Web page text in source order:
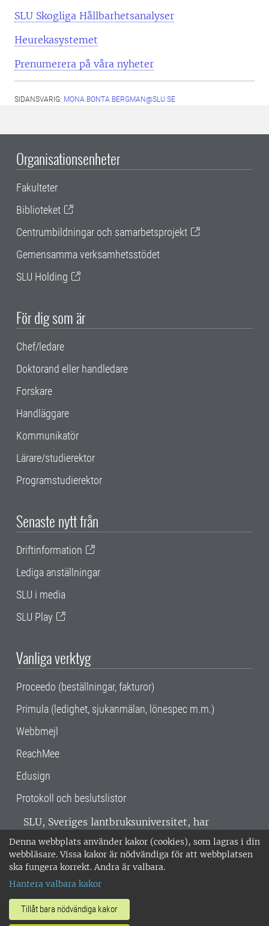
Denna webbplats använder kakor (cookies), som lagras i din
webbläsare. Vissa kakor är nödvändiga för att webbplatsen
ska fungera korrekt. Andra är valbara.
Hantera valbara kakor
Tillåt bara nödvändiga kakor
SLU Skogliga Hållbarhetsanalyser
Heurekasystemet
Prenumerera på våra nyheter
SIDANSVARIG: MONA.BONTA.BERGMAN@SLU.SE
Organisationsenheter
Fakulteter
Biblioteket
Centrumbildningar och samarbetsprojekt
Gemensamma verksamhetsstödet
SLU Holding
För dig som är
Chef/ledare
Doktorand eller handledare
Forskare
Handläggare
Kommunikatör
Lärare/studierektor
Programstudierektor
Senaste nytt från
Driftinformation
Lediga anställningar
SLU i media
SLU Play
Vanliga verktyg
Proceedo (beställningar, fakturor)
Primula (ledighet, sjukanmälan, lönespec m.m.)
Webbmejl
ReachMee
Edusign
Protokoll och beslutslistor
SLU, Sveriges lantbruksuniversitet, har
verksamhet över hela Sverige. Huvudorter är
Alnarp, Uppsala och Umeå.SLU är
miljöcertifierat enligt ISO 14001. •
018-67 10 00 • Org nr: 202100-2817 •
Om SLU:s webbplatser
•Hantera kakor•Behandling av